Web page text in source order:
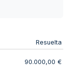
Resuelta
90.000,00 €